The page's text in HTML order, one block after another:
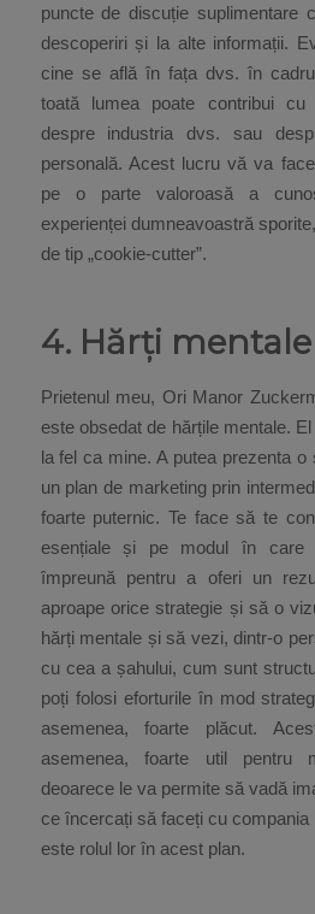
puncte de discuție suplimentare
descoperiri și la alte informații.
cine se află în fața dvs. în
toată lumea poate contribui cu
despre industria dvs. sau
personală. Acest lucru vă va
pe o parte valoroasă a
experienței dumneavoastră
de tip „cookie-cutter”.
4. Hărți mentale
Prietenul meu, Ori Manor
este obsedat de hărțile mentale.
la fel ca mine. A putea prezenta o
un plan de marketing prin
foarte puternic. Te face să te
esențiale și pe modul în care
împreună pentru a oferi un
aproape orice strategie și să o
hărți mentale și să vezi, dintr-o
cu cea a șahului, cum sunt
poți folosi eforturile în mod
asemenea, foarte plăcut.
asemenea, foarte util pentru
deoarece le va permite să vadă
ce încercați să faceți cu
este rolul lor în acest plan.